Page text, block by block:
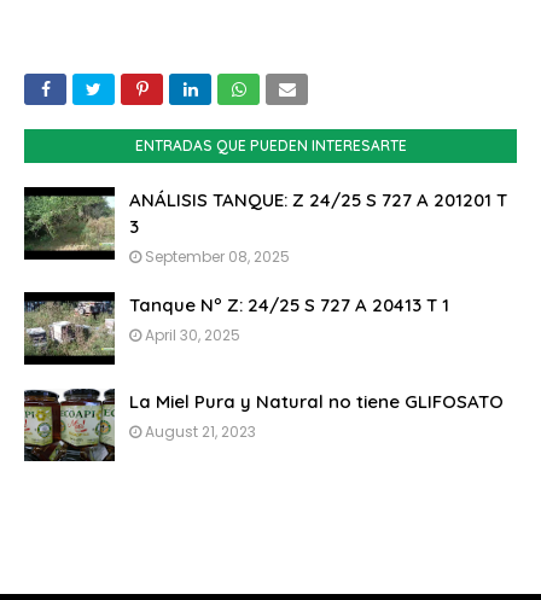
ENTRADAS QUE PUEDEN INTERESARTE
ANÁLISIS TANQUE: Z 24/25 S 727 A 201201 T
3
September 08, 2025
Tanque Nº Z: 24/25 S 727 A 20413 T 1
April 30, 2025
La Miel Pura y Natural no tiene GLIFOSATO
August 21, 2023